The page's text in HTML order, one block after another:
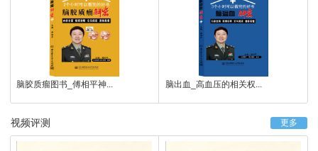
脑胶质瘤图书_傅相平神... 脑出血_高血压的相关权...
更多
视频评测